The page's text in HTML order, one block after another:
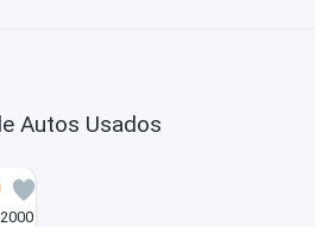
Autos Usados